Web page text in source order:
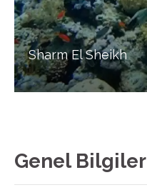
Sharm El Sheikh
Genel Bilgiler